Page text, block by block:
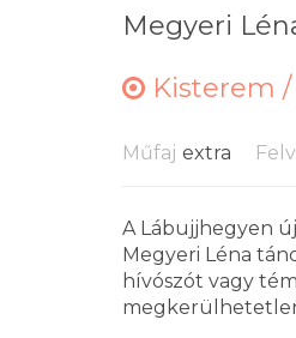
Megyeri
Kisterem /
Műfaj extra
A Lábujjhegyen
Megyeri Léna
hívószót vagy